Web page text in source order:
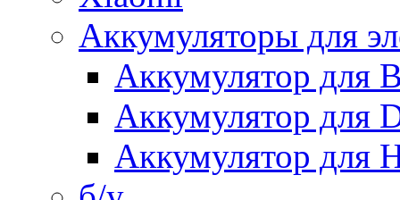
Аккумуляторы для
Аккумулятор для
Аккумулятор для
Аккумулятор для